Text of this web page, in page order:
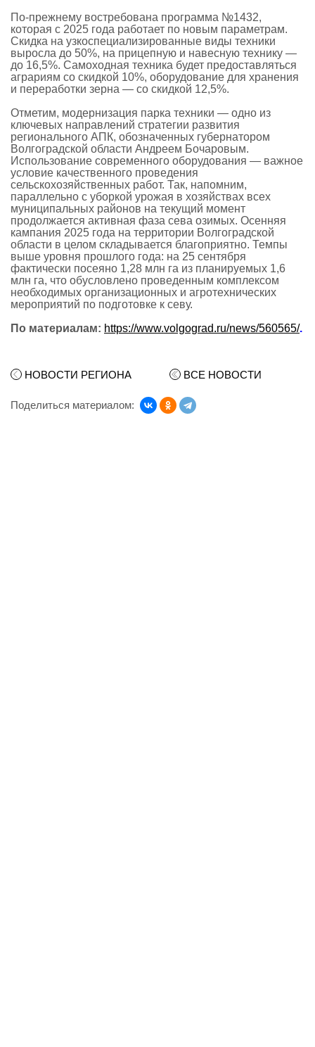
По-прежнему востребована программа №1432,
которая с 2025 года работает по новым параметрам.
Скидка на узкоспециализированные виды техники
выросла до 50%, на прицепную и навесную технику —
до 16,5%. Самоходная техника будет предоставляться
аграриям со скидкой 10%, оборудование для хранения
и переработки зерна — со скидкой 12,5%.
Отметим, модернизация парка техники — одно из
ключевых направлений стратегии развития
регионального АПК, обозначенных губернатором
Волгоградской области Андреем Бочаровым.
Использование современного оборудования — важное
условие качественного проведения
сельскохозяйственных работ. Так, напомним,
параллельно с уборкой урожая в хозяйствах всех
муниципальных районов на текущий момент
продолжается активная фаза сева озимых. Осенняя
кампания 2025 года на территории Волгоградской
области в целом складывается благоприятно. Темпы
выше уровня прошлого года: на 25 сентября
фактически посеяно 1,28 млн га из планируемых 1,6
млн га, что обусловлено проведенным комплексом
необходимых организационных и агротехнических
мероприятий по подготовке к севу.
По материалам: https://www.volgograd.ru/news/560565/.
НОВОСТИ РЕГИОНА ВСЕ НОВОСТИ
Поделиться материалом: